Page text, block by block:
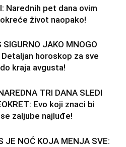
Narednih pet dana ovim
život naopako!
SIGURNO JAKO MNOGO
Detaljan horoskop za sve
kraja avgusta!
TRI DANA SLEDI
Evo koji znaci bi
zaljube najluđe!
JE NOĆ KOJA MENJA SVE: